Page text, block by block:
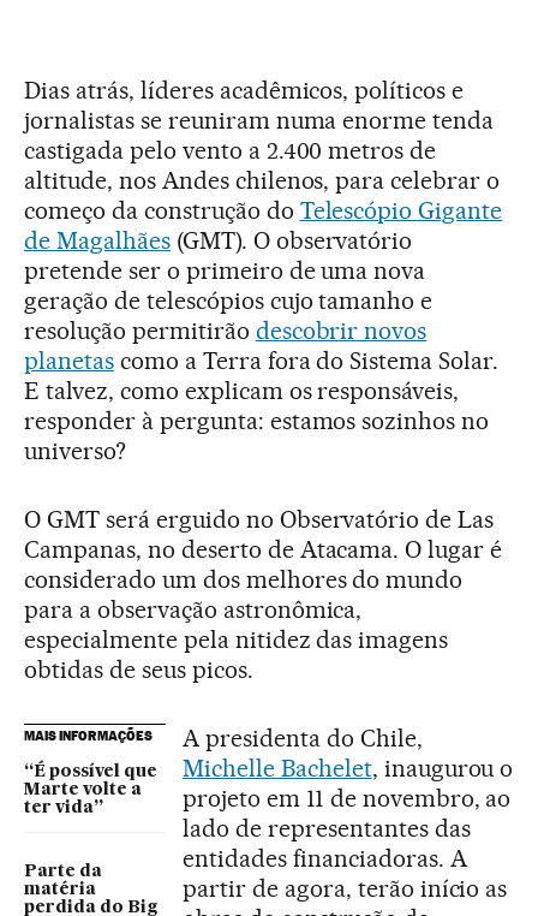
Dias atrás, líderes acadêmicos, políticos e
jornalistas se reuniram numa enorme tenda
castigada pelo vento a 2.400 metros de
altitude, nos Andes chilenos, para celebrar o
começo da construção do Telescópio Gigante
de Magalhães(GMT). O observatório
pretende ser o primeiro de uma nova
geração de telescópios cujo tamanho e
resolução permitirão descobrir novos
planetascomo a Terra fora do Sistema Solar.
E talvez, como explicam os responsáveis,
responder à pergunta: estamos sozinhos no
universo?
O GMT será erguido no Observatório de Las
Campanas, no deserto de Atacama. O lugar é
considerado um dos melhores do mundo
para a observação astronômica,
especialmente pela nitidez das imagens
obtidas de seus picos.
MAIS INFORMAÇÕES
“É possível que
Marte volte a
ter vida”
Parte da
matéria
perdida do Big
A presidenta do Chile,
Michelle Bachelet, inaugurou o
projeto em 11 de novembro, ao
lado de representantes das
entidades financiadoras. A
partir de agora, terão início as